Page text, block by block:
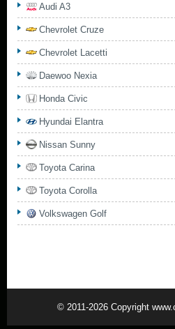
Audi A3
Chevrolet Cruze
Chevrolet Lacetti
Daewoo Nexia
Honda Civic
Hyundai Elantra
Nissan Sunny
Toyota Carina
Toyota Corolla
Volkswagen Golf
© 2011-2026 Copyright